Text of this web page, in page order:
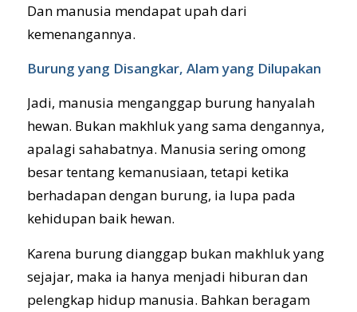
Dan manusia mendapat upah dari
kemenangannya.
Burung yang Disangkar, Alam yang Dilupakan
Jadi, manusia menganggap burung hanyalah
hewan. Bukan makhluk yang sama dengannya,
apalagi sahabatnya. Manusia sering omong
besar tentang kemanusiaan, tetapi ketika
berhadapan dengan burung, ia lupa pada
kehidupan baik hewan.
Karena burung dianggap bukan makhluk yang
sejajar, maka ia hanya menjadi hiburan dan
pelengkap hidup manusia. Bahkan beragam